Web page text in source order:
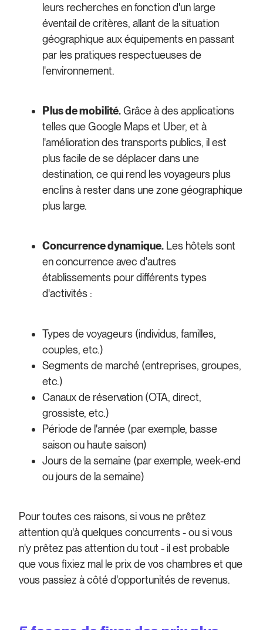
leurs recherches en fonction d'un large
éventail de critères, allant de la situation
géographique aux équipements en passant
par les pratiques respectueuses de
l'environnement.
Plus de mobilité.Grâce à des applications
telles que Google Maps et Uber, et à
l'amélioration des transports publics, il est
plus facile de se déplacer dans une
destination, ce qui rend les voyageurs plus
enclins à rester dans une zone géographique
plus large.
Concurrence dynamique. Les hôtels sont
en concurrence avec d'autres
établissements pour différents types
d'activités :
Types de voyageurs (individus, familles,
couples, etc.)
Segments de marché (entreprises, groupes,
etc.)
Canaux de réservation (OTA, direct,
grossiste, etc.)
Période de l'année (par exemple, basse
saison ou haute saison)
Jours de la semaine (par exemple, week-end
ou jours de la semaine)
Pour toutes ces raisons, si vous ne prêtez
attention qu'à quelques concurrents - ou si vous
n'y prêtez pas attention du tout - il est probable
que vous fixiez mal le prix de vos chambres et que
vous passiez à côté d'opportunités de revenus.